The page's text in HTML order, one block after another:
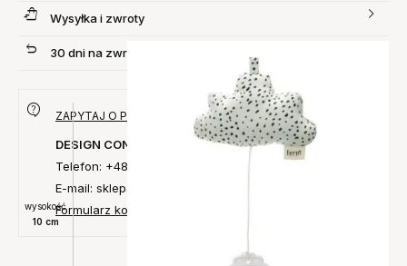
Wysyłka i zwroty
30 dni na zwrot produktu
ZAPYTAJ O PRODUKT
DESIGN CONCEPT
Telefon: +48 735 027 014
E-mail: sklep@designconcept.pl
Formularz kontaktowy
wysokość
10 cm